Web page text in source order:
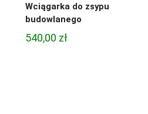
Wciągarka do zsypu
budowlanego
540,00 zł